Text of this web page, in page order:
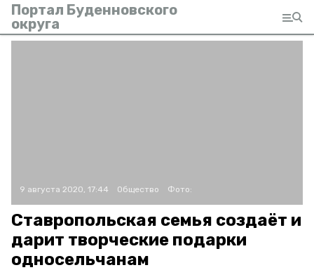
Портал Буденновского
округа
9 августа 2020, 17:44 Общество Фото:
Ставропольская семья создаёт и
дарит творческие подарки
односельчанам